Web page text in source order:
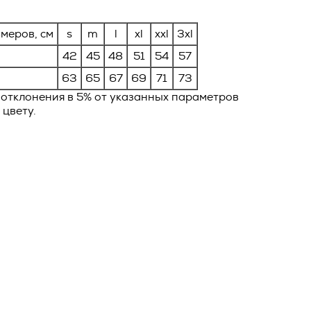
см s m l xl xxl
3xl
42 45 48 51 54
57
63 65 67 69 71
73
в 5% от указанных параметров
Оферты,
и
и
и
и
ко